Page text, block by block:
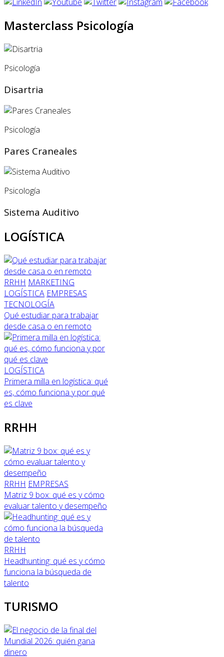
Masterclass Psicología
Psicología
Disartria
Psicología
Pares Craneales
Psicología
Sistema Auditivo
LOGÍSTICA
RRHH MARKETING
LOGÍSTICA EMPRESAS
TECNOLOGÍA
Qué estudiar para trabajar
desde casa o en remoto
LOGÍSTICA
Primera milla en logística: qué
es, cómo funciona y por qué
es clave
RRHH
RRHH EMPRESAS
Matriz 9 box: qué es y cómo
evaluar talento y desempeño
RRHH
Headhunting: qué es y cómo
funciona la búsqueda de
talento
TURISMO